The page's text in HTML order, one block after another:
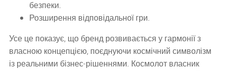
безпеки.
Розширення відповідальної гри.
Усе це показує, що бренд розвивається у гармонії з
власною концепцією, поєднуючи космічний символізм
із реальними бізнес-рішеннями. Космолот власник